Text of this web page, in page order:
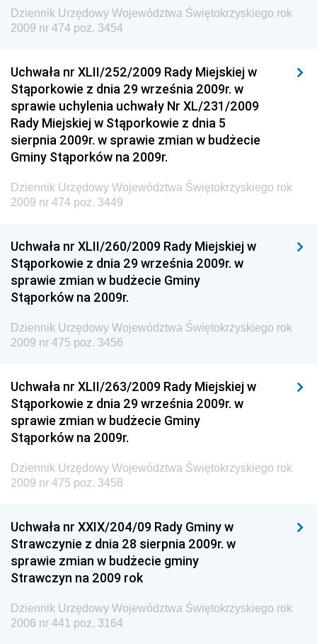
Dziennik Urzędowy Komendy Głównej Straży
Granicznej
Drogowego
Dziennik Urzędowy Narodowego Banku Polskiego
Dziennik Urzędowy Komendy Głównej Policji
Dziennik Urzędowy Ministra Pracy i Polityki
Społecznej
Dziennik Urzędowy Ministra Transportu, Budownictwa
i Gospodarki Morskiej
Dziennik Urzędowy Ministra Spraw Zagranicznych
Dziennik Urzędowy Centralnego Biura
Antykorupcyjnego
Wewnętrznego
Dziennik Urzędowy Urzędu Patentowego
Dziennik Urzędowy Generalnej Dyrekcji Dróg
Krajowych i Autostrad
Dziennik Urzędowy Ministra Środowiska
Dziennik Urzędowy Ministra Edukacji
Dziennik Urzędowy Ministra Przemysłu
Dziennik Urzędowy Ministra Finansów i Gospodarki
Dziennik Urzędowy Ministra do Spraw Unii
Dziennik Urzędowy Agencji Wywiadu
Dziennik Urzędowy Województwa Świętokrzyskiego rok
2009 nr 474 poz. 3454
Uchwała nr XLII/252/2009 Rady Miejskiej w
Stąporkowie z dnia 29 września 2009r. w
sprawie uchylenia uchwały Nr XL/231/2009
Rady Miejskiej w Stąporkowie z dnia 5
sierpnia 2009r. w sprawie zmian w budżecie
Gminy Stąporków na 2009r.
Dziennik Urzędowy Województwa Świętokrzyskiego rok
2009 nr 474 poz. 3449
Uchwała nr XLII/260/2009 Rady Miejskiej w
Stąporkowie z dnia 29 września 2009r. w
sprawie zmian w budżecie Gminy
Stąporków na 2009r.
Dziennik Urzędowy Województwa Świętokrzyskiego rok
2009 nr 475 poz. 3456
Uchwała nr XLII/263/2009 Rady Miejskiej w
Stąporkowie z dnia 29 września 2009r. w
sprawie zmian w budżecie Gminy
Stąporków na 2009r.
Dziennik Urzędowy Województwa Świętokrzyskiego rok
2009 nr 475 poz. 3458
Uchwała nr XXIX/204/09 Rady Gminy w
Strawczynie z dnia 28 sierpnia 2009r. w
sprawie zmian w budżecie gminy
Strawczyn na 2009 rok
Dziennik Urzędowy Województwa Świętokrzyskiego rok
2006 nr 441 poz. 3164